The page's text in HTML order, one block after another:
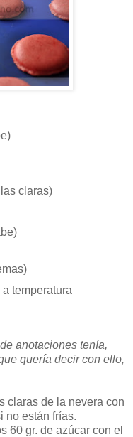
claras)
temperatura
anotaciones tenía,
quería decir con ello,
claras de la nevera con
no están frías.
60 gr. de azúcar con el